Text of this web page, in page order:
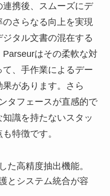
携後、スムーズにデ
さらなる向上を実現
タル文書の混在する
はその柔軟な対
、手作業によるデー
があります。さら
タフェースが直感的で
識を持たないスタッ
特徴です。
た高精度抽出機能。
とシステム統合が容